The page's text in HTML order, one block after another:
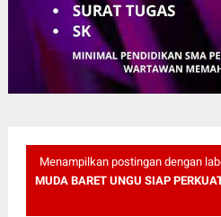
Menampilkan postingan dengan
MUDA BARET UNGU SIAP